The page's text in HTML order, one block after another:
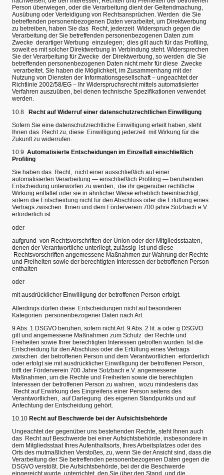
Person überwiegen, oder die Verarbeitung dient der Geltendmachung,
Ausübung oder Verteidigung von Rechtsansprüchen. Werden die Sie
betreffenden personenbezogenen Daten verarbeitet, um Direktwerbung
zu betreiben, haben Sie das Recht, jederzeit Widerspruch gegen die
Verarbeitung der Sie betreffenden personenbezogenen Daten zum
Zwecke derartiger Werbung einzulegen; dies gilt auch für das Profiling,
soweit es mit solcher Direktwerbung in Verbindung steht. Widersprechen
Sie der Verarbeitung für Zwecke der Direktwerbung, so werden die Sie
betreffenden personenbezogenen Daten nicht mehr für diese Zwecke
verarbeitet. Sie haben die Möglichkeit, im Zusammenhang mit der
Nutzung von Diensten der Informationsgesellschaft – ungeachtet der
Richtlinie 2002/58/EG – Ihr Widerspruchsrecht mittels automatisierter
Verfahren auszuüben, bei denen technische Spezifikationen verwendet
werden.
10.8 Recht auf Widerruf einer datenschutzrechtlichen Einwilligung
Sofern Sie eine datenschutzrechtliche Einwilligung erteilt haben, steht
Ihnen das Recht zu, diese Einwilligung jederzeit mit Wirkung für die
Zukunft zu widerrufen.
10.9 Automatisierte Entscheidungen im Einzelfall einschließlich
Profiling
Sie haben das Recht, nicht einer ausschließlich auf einer
automatisierten Verarbeitung — einschließlich Profiling — beruhenden
Entscheidung unterworfen zu werden, die ihr gegenüber rechtliche
Wirkung entfaltet oder sie in ähnlicher Weise erheblich beeinträchtigt,
sofern die Entscheidung nicht für den Abschluss oder die Erfüllung eines
Vertrags zwischen Ihnen und dem Förderverein 700 jahre Sotzbach e.V.
erforderlich ist
oder
aufgrund von Rechtsvorschriften der Union oder der Mitgliedsstaaten,
denen der Verantwortliche unterliegt, zulässig ist und diese
Rechtsvorschriften angemessene Maßnahmen zur Wahrung der Rechte
und Freiheiten sowie der berechtigten Interessen der betroffenen Person
enthalten
oder
mit ausdrücklicher Einwilligung der betroffenen Person erfolgt.
Allerdings dürfen diese Entscheidungen nicht auf besonderen
Kategorien personenbezogener Daten nach Art.
9 Abs. 1 DSGVO beruhen, sofern nicht Art. 9 Abs. 2 lit. a oder g DSGVO
gilt und angemessene Maßnahmen zum Schutz der Rechte und
Freiheiten sowie Ihrer berechtigten Interessen getroffen wurden. Ist die
Entscheidung für den Abschluss oder die Erfüllung eines Vertrags
zwischen der betroffenen Person und dem Verantwortlichen erforderlich
oder erfolgt sie mit ausdrücklicher Einwilligung der betroffenen Person,
trifft der Förderverein 700 Jahre Sotzbach e.V. angemessene
Maßnahmen, um die Rechte und Freiheiten sowie die berechtigten
Interessen der betroffenen Person zu wahren, wozu mindestens das
Recht auf Erwirkung des Eingreifens einer Person seitens des
Verantwortlichen, auf Darlegung des eigenen Standpunkts und auf
Anfechtung der Entscheidung gehört.
10.10 Recht auf Beschwerde bei der Aufsichtsbehörde
Ungeachtet der gegenüber uns bestehenden Rechte, steht Ihnen auch
das Recht auf Beschwerde bei einer Aufsichtsbehörde, insbesondere in
dem Mitgliedsstaat Ihres Aufenthaltsorts, Ihres Arbeitsplatzes oder des
Orts des mutmaßlichen Verstoßes, zu, wenn Sie der Ansicht sind, dass die
Verarbeitung der Sie betreffenden personenbezogenen Daten gegen die
DSGVO verstößt. Die Aufsichtsbehörde, bei der die Beschwerde